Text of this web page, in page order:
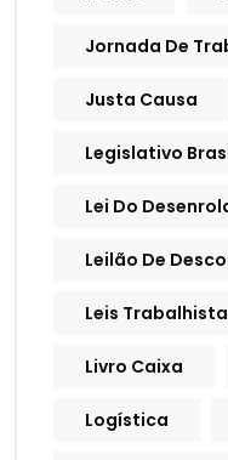
Jornada De
Justa Causa
Legislativo
Lei Do
Leilão De
Leis Trabalhista
Livro Caixa
Logística